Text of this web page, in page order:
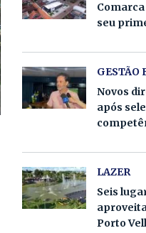
seu
GESTÃO
Novos
após
LAZER
Seis
Porto